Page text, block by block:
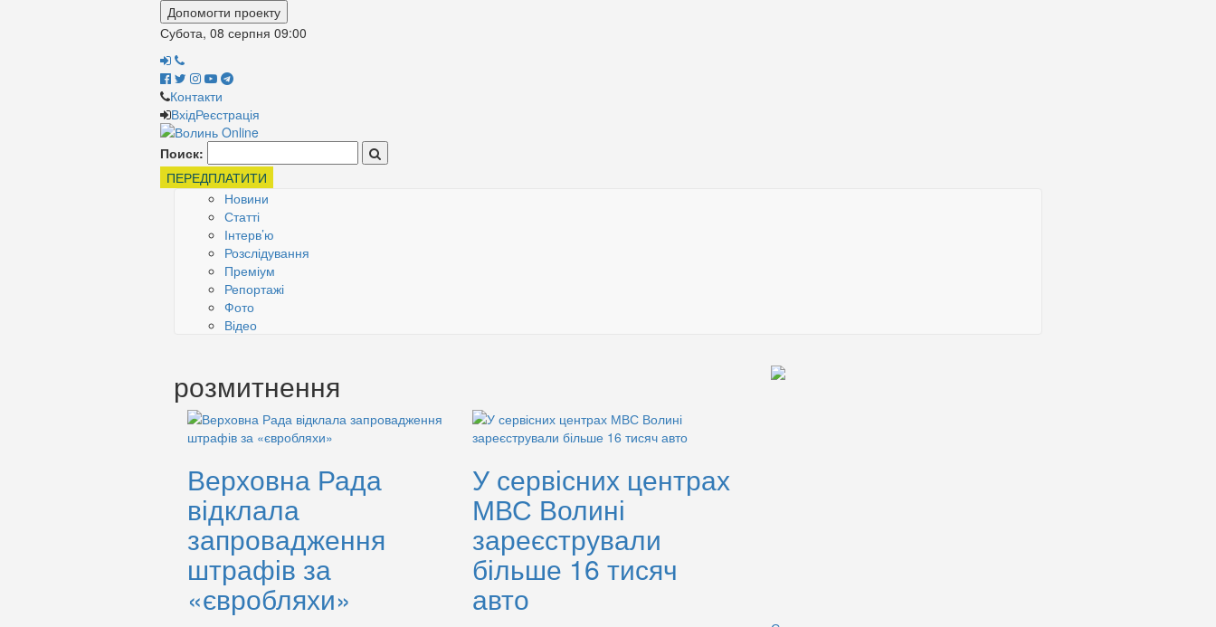
Допомогти проекту
Субота, 08 серпня 09:00
Контакти
ВхідРеєстрація
Поиск:
ПЕРЕДПЛАТИТИ
Новини
Статті
Інтерв’ю
Розслідування
Преміум
Репортажі
Фото
Відео
розмитнення
Верховна Рада
відклала
запровадження
штрафів за
«євробляхи»
У сервісних центрах
МВС Волині
зареєстрували
більше 16 тисяч
авто